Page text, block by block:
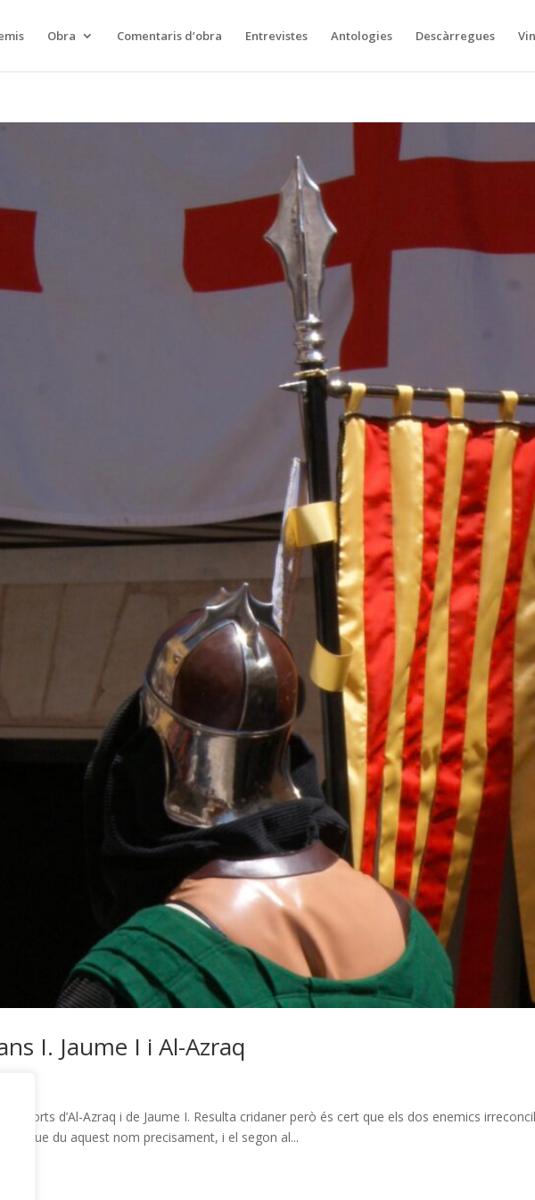
Obra Comentaris d’obra Entrevistes Antologies Descàrregues
I. Jaume I i Al-Azraq
les morts d’Al-Azraq i de Jaume I. Resulta cridaner però és cert que els dos enemics
que du aquest nom precisament, i el segon al...